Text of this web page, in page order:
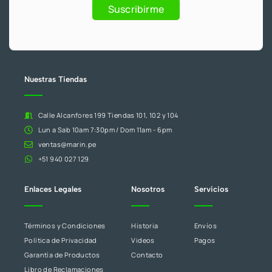
Promociones
blanco.
Suscribirme
Nuestras Tiendas
Calle Alcanfores 199 Tiendas 101, 102 y 104
Lun a Sab 10am 7:30pm / Dom 11am - 6pm
ventas@marin.pe
+51 940 027 129
Enlaces Legales
Términos y Condiciones
Política de Privacidad
Garantía de Productos
Libro de Reclamaciones
Nosotros
Historia
Videos
Contacto
Servicios
Envíos
Pagos